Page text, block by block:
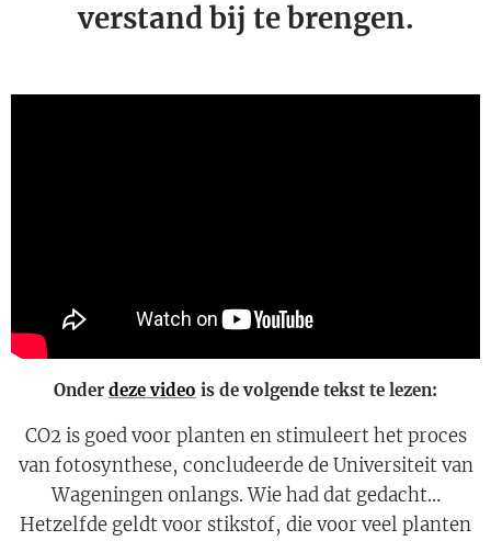
verstand bij te brengen.
Onder deze video is de volgende tekst te lezen:
CO2 is goed voor planten en stimuleert het proces
van fotosynthese, concludeerde de Universiteit van
Wageningen onlangs. Wie had dat gedacht…
Hetzelfde geldt voor stikstof, die voor veel planten